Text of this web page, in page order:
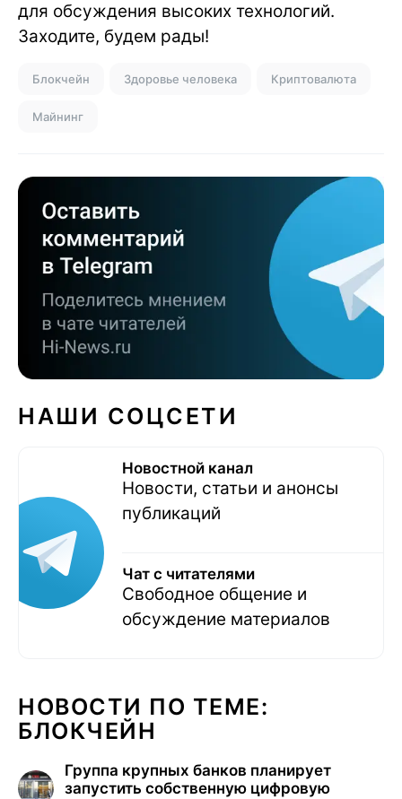
для обсуждения высоких технологий.
Заходите, будем рады!
Блокчейн Здоровье человека Криптовалюта
Майнинг
НАШИ СОЦСЕТИ
Новостной канал
Новости, статьи и анонсы
публикаций
Чат с читателями
Свободное общение и
обсуждение материалов
НОВОСТИ ПО ТЕМЕ:
БЛОКЧЕЙН
Группа крупных банков планирует
запустить собственную цифровую